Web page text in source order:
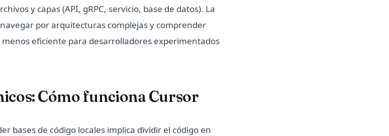
y capas (API, gRPC, servicio, base de datos). La
por arquitecturas complejas y comprender
eficiente para desarrolladores experimentados
Cómo funciona Cursor
bases de código locales implica dividir el código en